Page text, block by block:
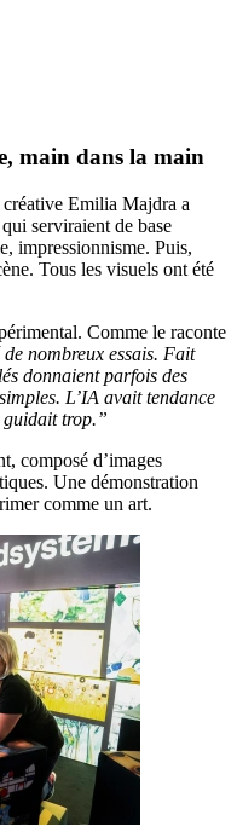
main dans la main
Emilia Majdra a
serviraient de base
impressionnisme. Puis,
Tous les visuels ont été
Comme le raconte
nombreux essais. Fait
donnaient parfois des
L’IA avait tendance
guidait trop.”
composé d’images
Une démonstration
comme un art.